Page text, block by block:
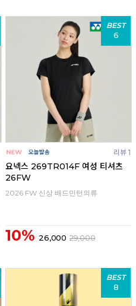
BEST
6
리뷰 1
요넥스 269TR014F 여성 티셔츠
26FW
2026 FW 신상 배드민턴의류
10% 26,000 29,000
BEST
8